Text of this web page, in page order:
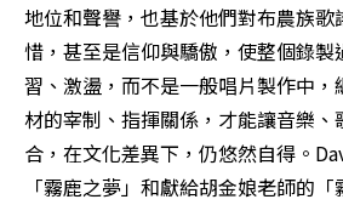
地位和聲譽，也基於他們對布農族歌
惜，甚至是信仰與驕傲，使整個錄製
習、激盪，而不是一般唱片製作中，
材的宰制、指揮關係，才能讓音樂、
合，在文化差異下，仍悠然自得。
「霧鹿之夢」和獻給胡金娘老師的